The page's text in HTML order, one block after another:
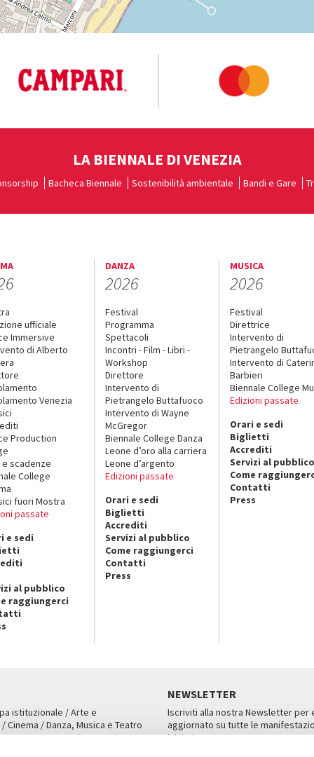
LA BIENNALE DI VENEZIA
Bacheca Biennale Sostenibilità ambientale Bandi e Gare
ufficiale
Immersive
di Alberto
Venezia
Production
e scadenze
College
fuori Mostra
passate
e sedi
al pubblico
raggiungerci
DANZA
2026
Festival
Programma
Spettacoli
Incontri - Film - Libri -
Workshop
Direttore
Intervento di
Pietrangelo Buttafuoco
Intervento di Wayne
McGregor
Biennale College Danza
Leone d’oro alla carriera
Leone d’argento
Edizioni passate
Orari e sedi
Biglietti
Accrediti
Servizi al pubblico
Come raggiungerci
Contatti
Press
MUSICA
2026
Festival
Direttrice
Intervento di
Pietrangelo
Intervento di
Barbieri
Biennale College
Edizioni passate
Orari e sedi
Biglietti
Accrediti
Servizi al pubblico
Come
Contatti
Press
istituzionale / Arte e
Cinema / Danza, Musica e Teatro
San Marco 1364/A, Venezia
NEWSLETTER
Iscriviti alla nostra Newsletter per
aggiornato su tutte le
iniziative.